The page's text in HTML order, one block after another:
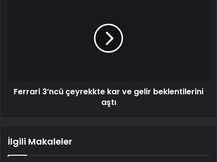
Ferrari 3’ncü çeyrekkte kar ve gelir beklentilerini
aştı
İlgili Makaleler